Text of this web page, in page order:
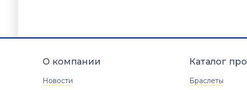
Вставки
Размер
О компании
Новости
Каталог
Браслеты